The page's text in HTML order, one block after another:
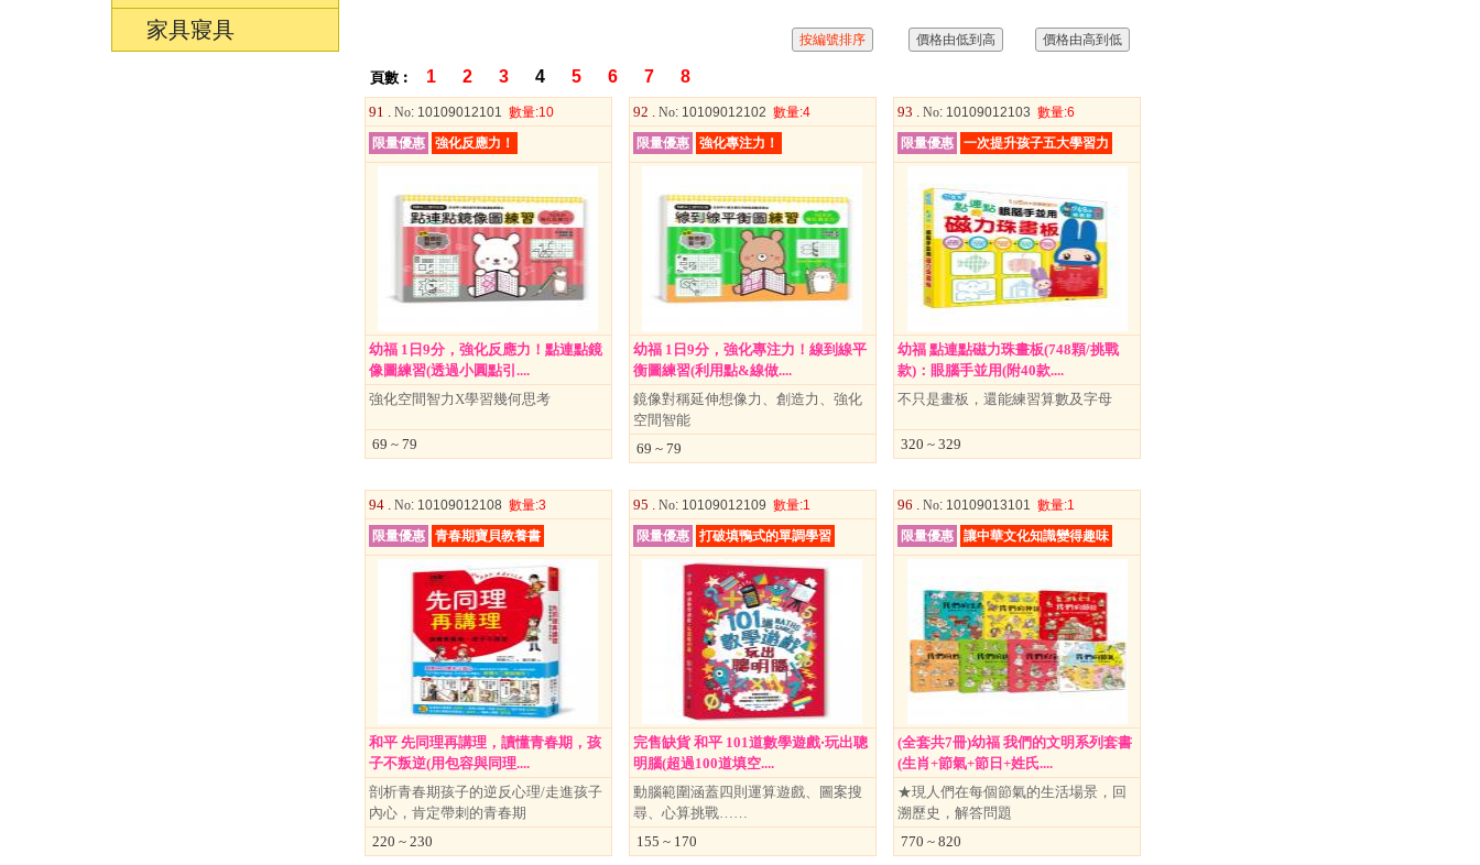
家具寢具
頁數︰ 1 2 3 4 5 6 7 8
91 .No: 10109012101 數量:10
限量優惠
強化反應力！
幼福 1日9分，強化反應力！點連點鏡
像圖練習(透過小圓點引....
強化空間智力X學習幾何思考
69 ~ 79
92 .No: 10109012102 數量:4
限量優惠
強化專注力！
幼福 1日9分，強化專注力！線到線平
衡圖練習(利用點&線做....
鏡像對稱延伸想像力、創造力、強化
空間智能
69 ~ 79
93 . No: 10109012103 數量:6
限量優惠
一次提升孩子五大學習力
幼福 點連點磁力珠畫板(748顆/挑戰
款)：眼腦手並用(附40款....
不只是畫板，還能練習算數及字母
320 ~ 329
94 .No: 10109012108 數量:3
限量優惠
青春期寶貝教養書
和平 先同理再講理，讀懂青春期，孩
子不叛逆(用包容與同理....
剖析青春期孩子的逆反心理/走進孩子
內心，肯定帶刺的青春期
220 ~ 230
95 .No: 10109012109 數量:1
限量優惠
打破填鴨式的單調學習
完售缺貨 和平 101道數學遊戲‧玩出聰
明腦(超過100道填空....
動腦範圍涵蓋四則運算遊戲、圖案搜
尋、心算挑戰……
155 ~ 170
96 . No: 10109013101 數量:1
限量優惠
讓中華文化知識變得趣味
(全套共7冊)幼福 我們的文明系列套書
(生肖+節氣+節日+姓氏....
★現人們在每個節氣的生活場景，回
溯歷史，解答問題
770 ~ 820